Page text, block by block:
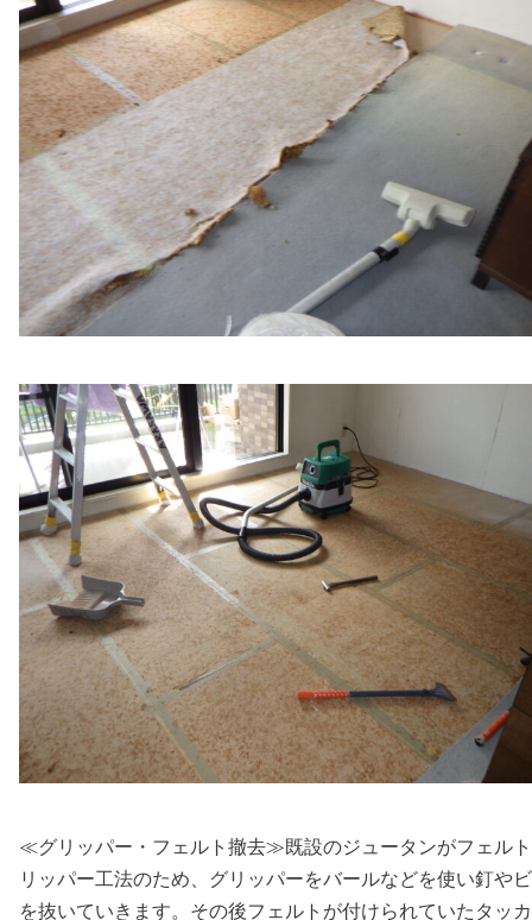
≪グリッパー・フェルト撤去≫既設のジュータンがフェル
リッパー工法のため、グリッパーをバールなどを使い釘や
を抜いていきます。その後フェルトが付けられていたタッ